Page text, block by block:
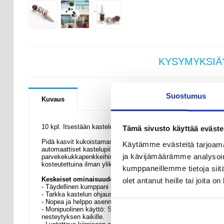
Suostumus
Tämä sivusto käyttää
Käytämme evästeitä
ja kävijämäärämme
kumppaneillemme tietoja
olet antanut heille tai joita
Kuvaus
10 kpl. Itsestään kastelevat piikit kasveille - Automaattinen
Pidä kasvit kukoistamassa vaivattomasti tämän 10
automaattiset kastelupiikit tarjoavat tasaista nesteytystä,
parvekekukkapenkkeihin. Ne sopivat erinomaisesti kiireisiin
kosteutettuina ilman ylikastelua.
Keskeiset ominaisuudet ja tekniset tiedot
- Täydellinen kumppani kasveille: Toimittaa automaattisesti
- Tarkka kastelun ohjaus: Säädä veden virtausta nostamalla
- Nopea ja helppo asennus: Liitä piikki yksinkertaisesti
- Monipuolinen käyttö: Soveltuu sisätilojen ruukkukasveille,
nesteytyksen kaikille.